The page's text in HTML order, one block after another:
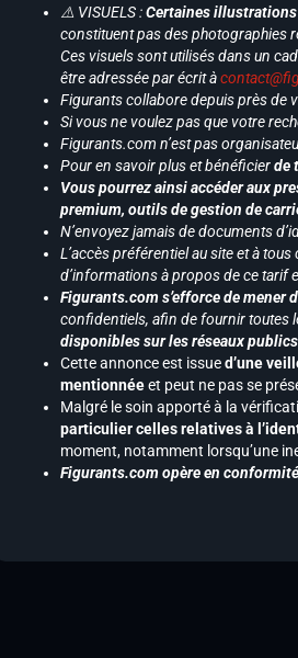
⚠️ VISUELS :Certaines
constituent pas des photographies
Ces visuels sont utilisés dans un
être adressée par écrit à
Figurants collabore depuis près de
Si vous ne voulez pas que votre
Figurants.com n’est pas
Pour en savoir plus et bénéficierde
Vous pourrez ainsi accéder aux
premium, outils de gestion de
N’envoyez jamais de documents
L’accès préférentiel au site et à
d’informations à propos de ce tarif
Figurants.com s’efforce de
confidentiels, afin de fournir toutes
disponibles sur les réseaux publics
Cette annonce est issued’une
mentionnéeet peut ne pas se
Malgré le soin apporté à la
particulier celles relatives à
moment, notamment lorsqu’une
Figurants.com opère en